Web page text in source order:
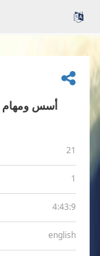
21
1
4:43:9
english